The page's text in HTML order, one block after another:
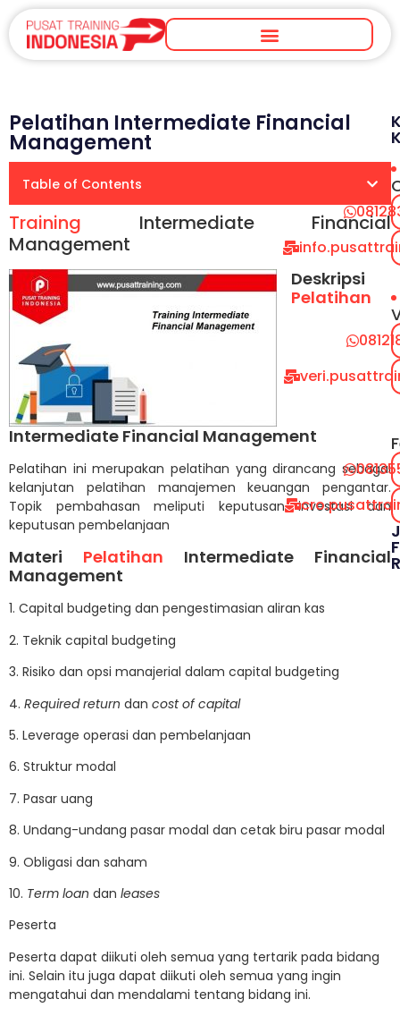
Pelatihan Intermediate Financial
Management
Table of Contents
Training Intermediate Financial
Management
Deskripsi
Pelatihan
Intermediate Financial Management
Pelatihan ini merupakan pelatihan yang dirancang sebagai
kelanjutan pelatihan manajemen keuangan pengantar.
Topik pembahasan meliputi keputusan investasi dan
keputusan pembelanjaan
Materi Pelatihan Intermediate Financial
Management
1. Capital budgeting dan pengestimasian aliran kas
2. Teknik capital budgeting
3. Risiko dan opsi manajerial dalam capital budgeting
4. Required return dan cost of capital
5. Leverage operasi dan pembelanjaan
6. Struktur modal
7. Pasar uang
8. Undang-undang pasar modal dan cetak biru pasar modal
9. Obligasi dan saham
10. Term loan dan leases
Peserta
Peserta dapat diikuti oleh semua yang tertarik pada bidang
ini. Selain itu juga dapat diikuti oleh semua yang ingin
mengatahui dan mendalami tentang bidang ini.